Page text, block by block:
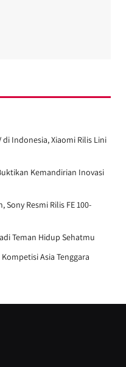
Indonesia, Xiaomi Rilis Lini
Kemandirian Inovasi
Resmi Rilis FE 100-
Teman Hidup Sehatmu
Asia Tenggara